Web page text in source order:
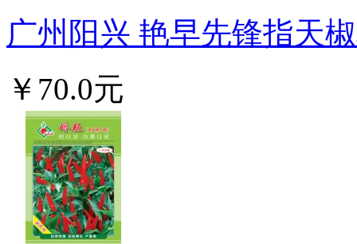
广州阳兴 艳早先锋指天
￥70.0元